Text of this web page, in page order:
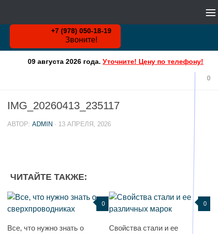
+7 (978) 050-18-19
Звоните!
09 августа 2026 года. Уточните! Цену по телефону!
0
IMG_20260413_235117
АВТОР: ADMIN · 13 АПРЕЛЯ, 2026
ЧИТАЙТЕ ТАКЖЕ:
0
Все, что нужно знать о
0
Свойства стали и ее